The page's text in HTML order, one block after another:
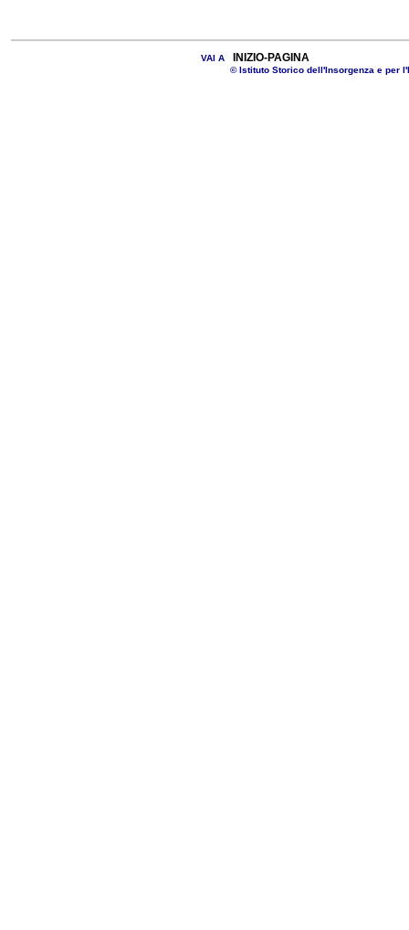
VAI A INIZIO-PAGINA
© Istituto Storico dell'Insorgenza e per